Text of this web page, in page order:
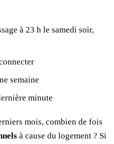
à 23 h le samedi soir,
semaine
minute
mois, combien de fois
à cause du logement ? Si